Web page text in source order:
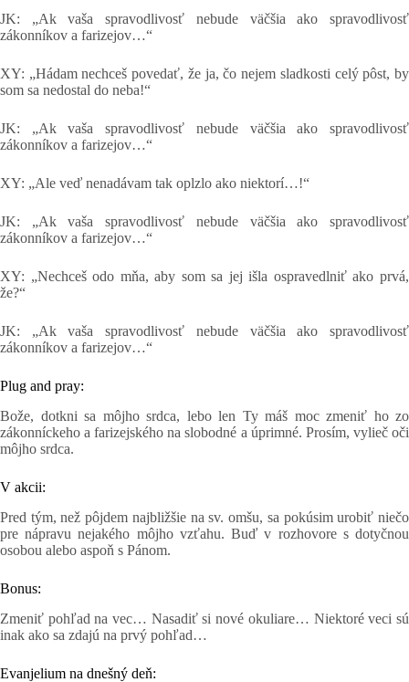
JK: „Ak vaša spravodlivosť nebude väčšia ako spravodlivosť
zákonníkov a farizejov…“
XY: „Hádam nechceš povedať, že ja, čo nejem sladkosti celý pôst, by
som sa nedostal do neba!“
JK: „Ak vaša spravodlivosť nebude väčšia ako spravodlivosť
zákonníkov a farizejov…“
XY: „Ale veď nenadávam tak oplzlo ako niektorí…!“
JK: „Ak vaša spravodlivosť nebude väčšia ako spravodlivosť
zákonníkov a farizejov…“
XY: „Nechceš odo mňa, aby som sa jej išla ospravedlniť ako prvá,
že?“
JK: „Ak vaša spravodlivosť nebude väčšia ako spravodlivosť
zákonníkov a farizejov…“
Plug and pray:
Bože, dotkni sa môjho srdca, lebo len Ty máš moc zmeniť ho zo
zákonníckeho a farizejského na slobodné a úprimné. Prosím, vylieč oči
môjho srdca.
V akcii:
Pred tým, než pôjdem najbližšie na sv. omšu, sa pokúsim urobiť niečo
pre nápravu nejakého môjho vzťahu. Buď v rozhovore s dotyčnou
osobou alebo aspoň s Pánom.
Bonus:
Zmeniť pohľad na vec… Nasadiť si nové okuliare… Niektoré veci sú
inak ako sa zdajú na prvý pohľad…
Evanjelium na dnešný deň: